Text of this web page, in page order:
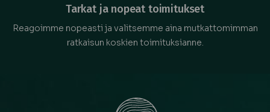
Tarkat ja nopeat toimitukset
Reagoimme nopeasti ja valitsemme aina mutkattomimman
ratkaisun koskien toimituksianne.